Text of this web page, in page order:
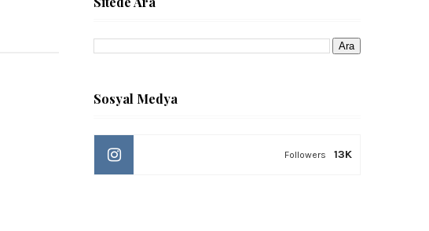
Sosyal Medya
13K
Followers